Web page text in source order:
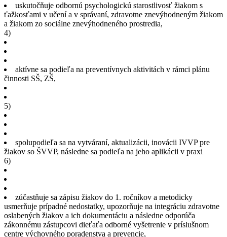
uskutočňuje odbornú psychologickú starostlivosť žiakom s
ťažkosťami v učení a v správaní, zdravotne znevýhodneným žiakom
a žiakom zo sociálne znevýhodneného prostredia,
4)
aktívne sa podieľa na preventívnych aktivitách v rámci plánu
činnosti SŠ, ZŠ,
5)
spolupodieľa sa na vytváraní, aktualizácii, inovácii IVVP pre
žiakov so ŠVVP, následne sa podieľa na jeho aplikácii v praxi
6)
zúčastňuje sa zápisu žiakov do 1. ročníkov a metodicky
usmerňuje prípadné nedostatky, upozorňuje na integráciu zdravotne
oslabených žiakov a ich dokumentáciu a následne odporúča
zákonnému zástupcovi dieťaťa odborné vyšetrenie v príslušnom
centre výchovného poradenstva a prevencie,